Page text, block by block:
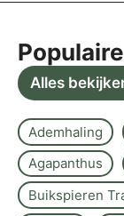
Alles
Ademhaling
Agapanthus
Buikspieren